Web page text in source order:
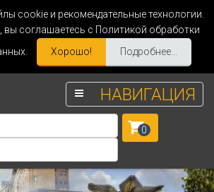
cookie и рекомендательные технологии.
вы соглашаетесь с Политикой обработки
Хорошо! Подробнее...
НАВИГАЦИЯ
0